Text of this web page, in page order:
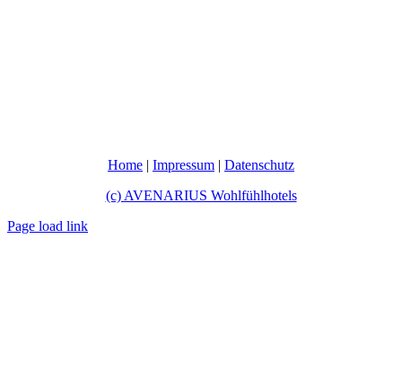
Home | Impressum | Datenschutz
(c) AVENARIUS Wohlfühlhotels
Page load link